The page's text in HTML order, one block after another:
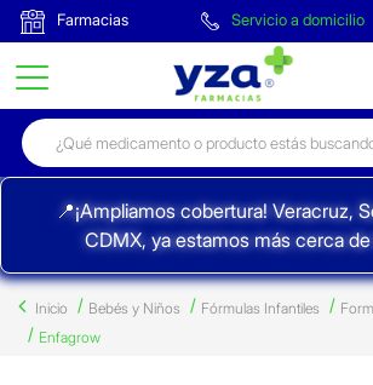
Farmacias Servicio a domicilio
📍¡Ampliamos cobertura! Veracruz,
CDMX, ya estamos más cerca de
Inicio Bebés y Niños Fórmulas Infantiles
Enfagrow